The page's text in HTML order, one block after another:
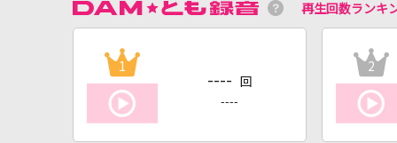
再生回数ランキ
1
---- 回
----
2